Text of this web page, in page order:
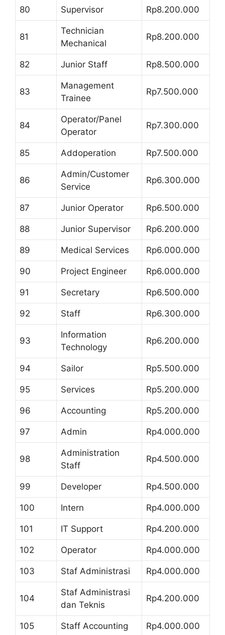
80 Supervisor Rp8.200.000
81
Technician
Mechanical
Rp8.200.000
82 Junior Staff Rp8.500.000
83
Management
Trainee
Rp7.500.000
84
Operator/Panel
Operator
Rp7.300.000
85 Addoperation Rp7.500.000
86
Admin/Customer
Service
Rp6.300.000
87 Junior Operator Rp6.500.000
88 Junior Supervisor Rp6.200.000
89 Medical Services Rp6.000.000
90 Project Engineer Rp6.000.000
91 Secretary Rp6.500.000
92 Staff Rp6.300.000
93
Information
Technology
Rp6.200.000
94 Sailor Rp5.500.000
95 Services Rp5.200.000
96 Accounting Rp5.200.000
97 Admin Rp4.000.000
98
Administration
Staff
Rp4.500.000
99 Developer Rp4.500.000
100 Intern Rp4.000.000
101 IT Support Rp4.200.000
102 Operator Rp4.000.000
103 Staf Administrasi Rp4.000.000
104
Staf Administrasi
dan Teknis
Rp4.200.000
105 Staff Accounting Rp4.000.000